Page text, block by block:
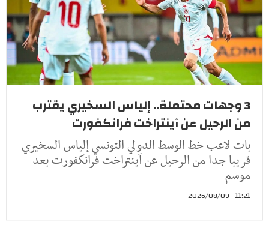
3 وجهات محتملة.. إلياس السخيري يقترب
من الرحيل عن آينتراخت فرانكفورت
بات لاعب خط الوسط الدولي التونسي إلياس السخيري
قريبا جدا من الرحيل عن آينتراخت فرانكفورت بعد
موسم
11:21 - 2026/08/09